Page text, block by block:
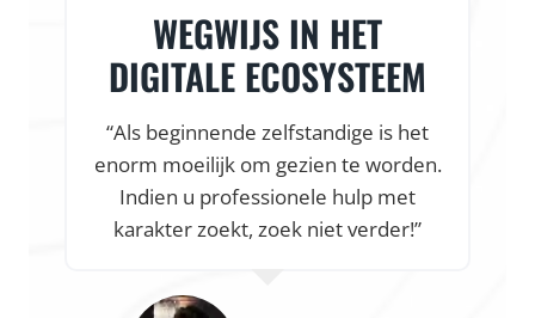
VLOTTE START & HEEL
VEEL ONDERSTEUNING
“Dankzij de snelle en vlotte
samenwerking was onze webshop al
online, nog voor onze fietsenwinkel af
was. Een vlotte online start en heel
waar een startup van droomt.”